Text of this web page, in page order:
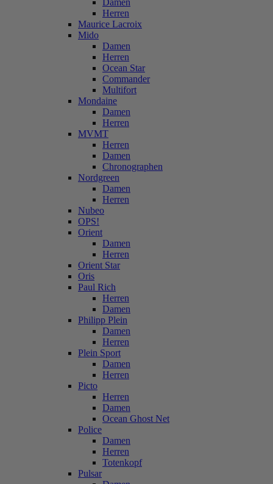
Damen
Herren
Maurice Lacroix
Mido
Damen
Herren
Ocean Star
Commander
Multifort
Mondaine
Damen
Herren
MVMT
Herren
Damen
Chronographen
Nordgreen
Damen
Herren
Nubeo
OPS!
Orient
Damen
Herren
Orient Star
Oris
Paul Rich
Herren
Damen
Philipp Plein
Damen
Herren
Plein Sport
Damen
Herren
Picto
Herren
Damen
Ocean Ghost Net
Police
Damen
Herren
Totenkopf
Pulsar